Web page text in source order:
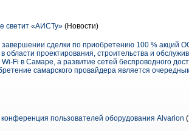
светит «АИСТу» (Новости)
сделки по приобретению 100 % акций
проектирования, строительства и
Fi в Самаре, а развитие сетей беспроводного
самарского провайдера является
пользователей оборудования Alvarion